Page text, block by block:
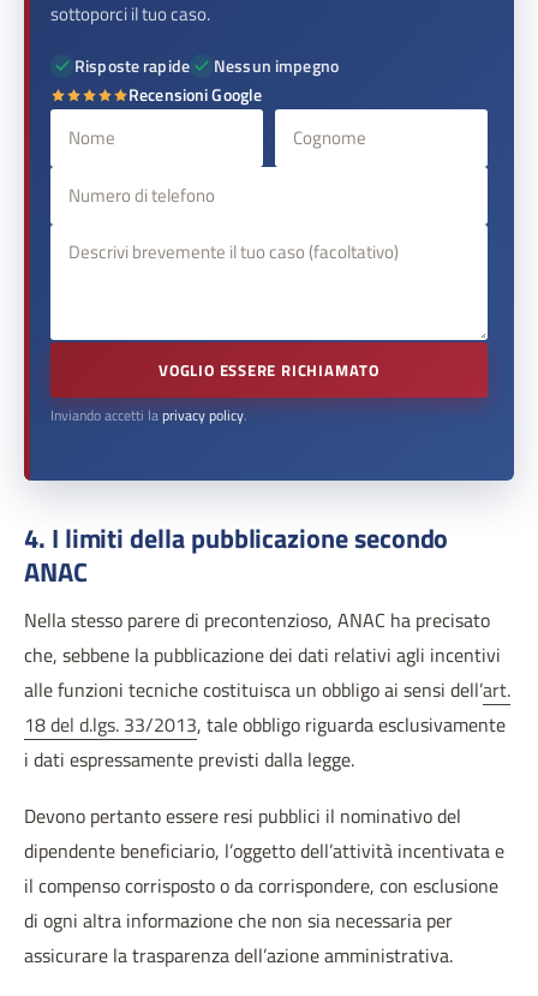
sottoporci il tuo caso.
Risposte rapide
Nessun impegno
Recensioni Google
VOGLIO ESSERE RICHIAMATO
Inviando accetti laprivacy policy.
4. I limiti della pubblicazione secondo
ANAC
Nella stesso parere di precontenzioso, ANAC ha precisato
che, sebbene la pubblicazione dei dati relativi agli incentivi
alle funzioni tecniche costituisca un obbligo ai sensi dell’art.
18 del d.lgs. 33/2013, tale obbligo riguarda esclusivamente
i dati espressamente previsti dalla legge.
Devono pertanto essere resi pubblici il nominativo del
dipendente beneficiario, l’oggetto dell’attività incentivata e
il compenso corrisposto o da corrispondere, con esclusione
di ogni altra informazione che non sia necessaria per
assicurare la trasparenza dell’azione amministrativa.